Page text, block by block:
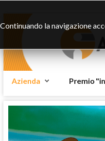
Azienda Premio
Continuando la navigazione